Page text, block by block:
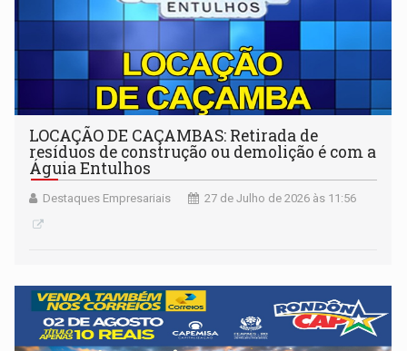
LOCAÇÃO DE CAÇAMBAS: Retirada de
resíduos de construção ou demolição é com a
Águia Entulhos
Destaques Empresariais 27 de Julho de 2026 às 11:56